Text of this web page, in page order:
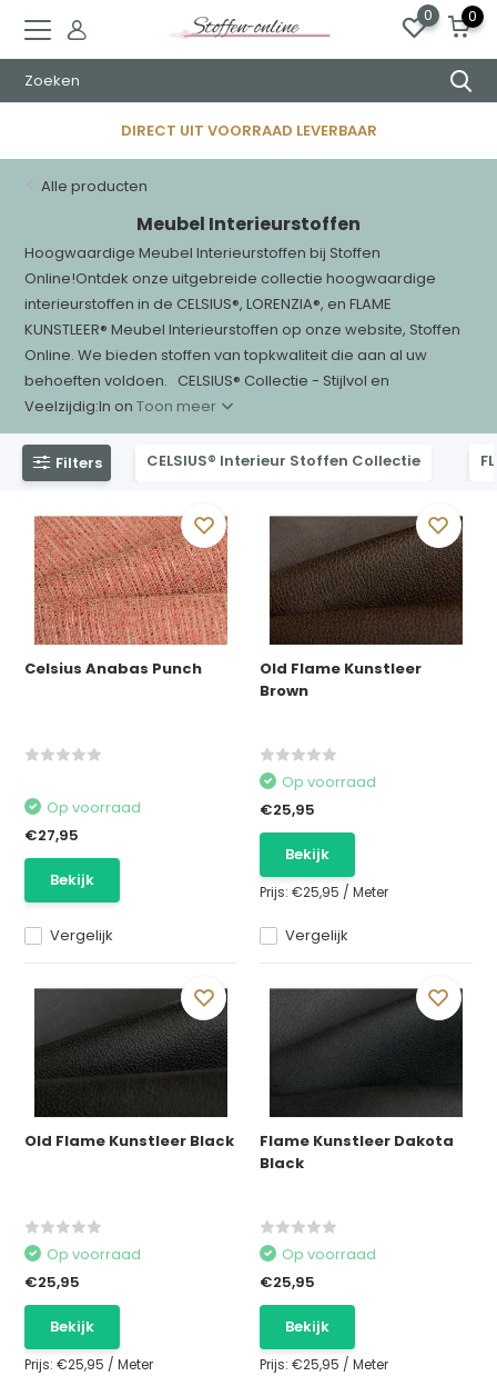
0 0
DIRECT UIT VOORRAAD LEVERBAAR
Alle producten
Meubel Interieurstoffen
Hoogwaardige Meubel Interieurstoffen bij Stoffen
Online!Ontdek onze uitgebreide collectie hoogwaardige
interieurstoffen in de CELSIUS®, LORENZIA®, en FLAME
KUNSTLEER® Meubel Interieurstoffen op onze website, Stoffen
Online. We bieden stoffen van topkwaliteit die aan al uw
behoeften voldoen. CELSIUS® Collectie - Stijlvol en
Veelzijdig:In onToon meer
Filters CELSIUS® Interieur Stoffen Collectie
Celsius Anabas Punch
Vergelijk
Op voorraad
€27,95
Bekijk
Old Flame Kunstleer
Brown
Vergelijk
Op voorraad
€25,95
Bekijk
Prijs: €25,95 / Meter
Old Flame Kunstleer Black
Op voorraad
€25,95
Bekijk
Prijs:€25,95 /Meter
Flame Kunstleer Dakota
Black
Op voorraad
€25,95
Bekijk
Prijs: €25,95 / Meter